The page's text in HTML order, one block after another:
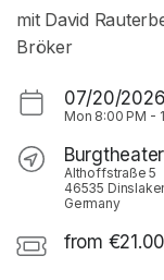
mit David
Bröker
07/20/2026
Mon 8:00 PM -
Althoffstraße 5
46535
Germany
from €21.00